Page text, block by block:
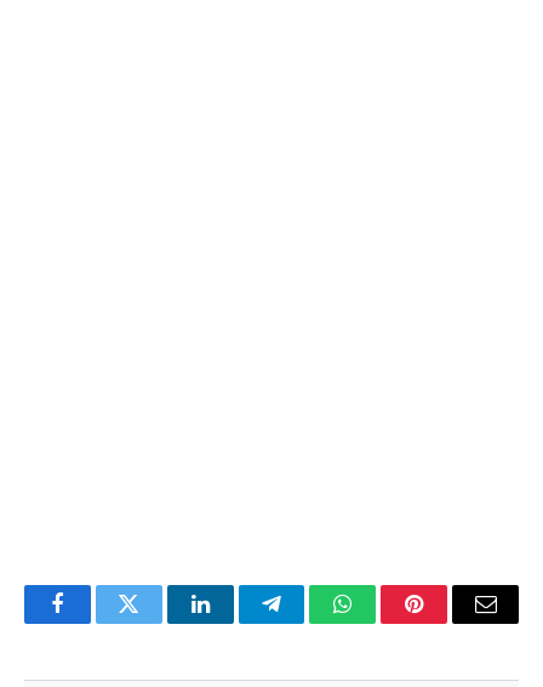
FacebookTwitter LinkedInTelegramWhatsAppPinterestEmail